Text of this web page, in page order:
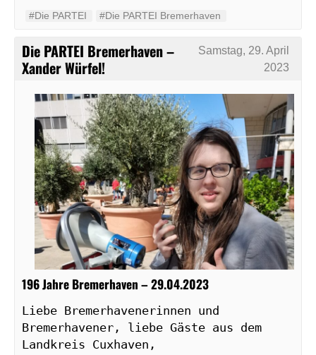
#‬‪Die PARTEI‬ #Die PARTEI Bremerhaven
Die PARTEI Bremerhaven –
Xander Würfel!
Samstag, 29. April
2023
196 Jahre Bremerhaven – 29.04.2023
Liebe Bremerhavenerinnen und
Bremerhavener, liebe Gäste aus dem
Landkreis Cuxhaven,